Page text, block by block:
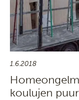
1.6.2018
koulujen